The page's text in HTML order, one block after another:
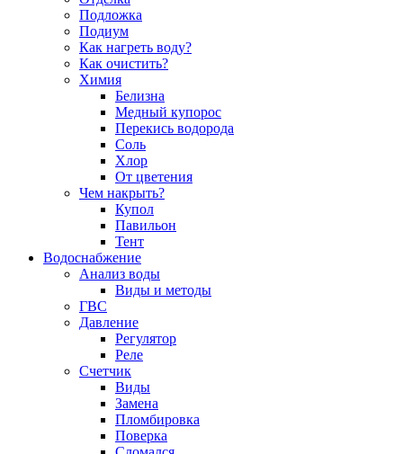
Подложка
Подиум
Как нагреть воду?
Как очистить?
Химия
Белизна
Медный купорос
Перекись водорода
Соль
Хлор
От цветения
Чем накрыть?
Купол
Павильон
Тент
Водоснабжение
Анализ воды
Виды и методы
ГВС
Давление
Регулятор
Реле
Счетчик
Виды
Замена
Пломбировка
Поверка